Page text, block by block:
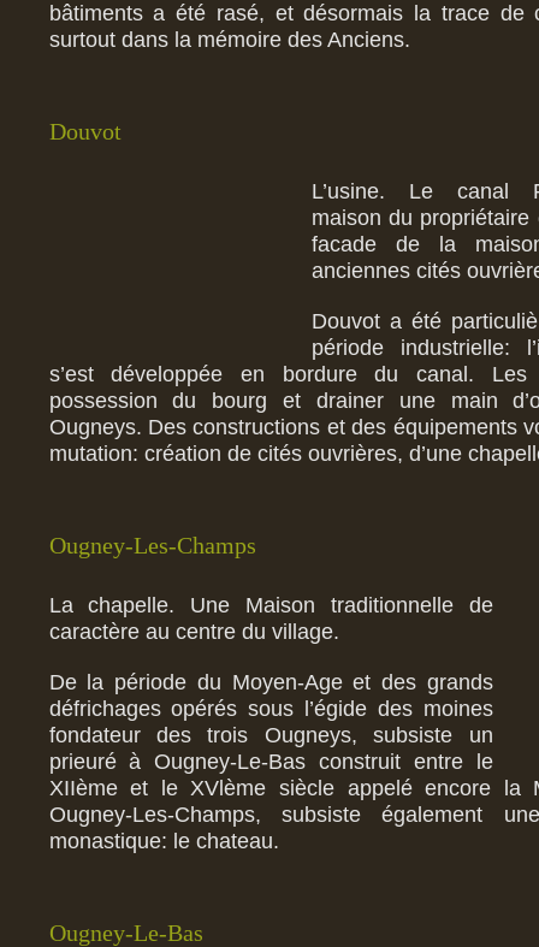
bâtiments a été rasé, et désormais la trace de
surtout dans la mémoire des Anciens.
Douvot
L’usine. Le canal
maison du propriétaire
facade de la
anciennes cités
Douvot a été
période industrielle:
s’est développée en bordure du canal.
possession du bourg et drainer une main
Ougneys. Des constructions et des équipements
mutation: création de cités ouvrières, d’une
Ougney-Les-Champs
La chapelle. Une Maison traditionnelle de
caractère au centre du village.
De la période du Moyen-Age et des grands
défrichages opérés sous l’égide des moines
fondateur des trois Ougneys, subsiste un
prieuré à Ougney-Le-Bas construit entre le
XIIème et le XVlème siècle appelé encore la
Ougney-Les-Champs, subsiste également
monastique: le chateau.
Ougney-Le-Bas